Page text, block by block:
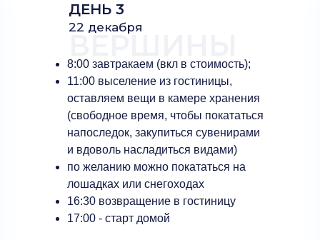
ВЕРШИНЫ
ДЕНЬ 3
8:00 завтракаем (вкл в стоимость);
11:00 выселение из гостиницы,
оставляем вещи в камере хранения
(свободное время, чтобы покататься
напоследок, закупиться сувенирами
и вдоволь насладиться видами)
по желанию можно покататься на
лошадках или снегоходах
‌16:30 возвращение в гостиницу
17:00 - старт домой
22 декабря